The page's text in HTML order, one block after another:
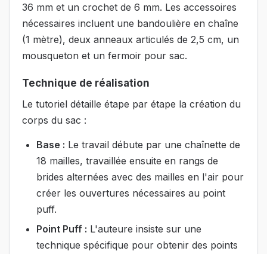
36 mm et un crochet de 6 mm. Les accessoires
nécessaires incluent une bandoulière en chaîne
(1 mètre), deux anneaux articulés de 2,5 cm, un
mousqueton et un fermoir pour sac.
Technique de réalisation
Le tutoriel détaille étape par étape la création du
corps du sac :
Base : Le travail débute par une chaînette de
18 mailles, travaillée ensuite en rangs de
brides alternées avec des mailles en l'air pour
créer les ouvertures nécessaires au point
puff.
Point Puff : L'auteure insiste sur une
technique spécifique pour obtenir des points